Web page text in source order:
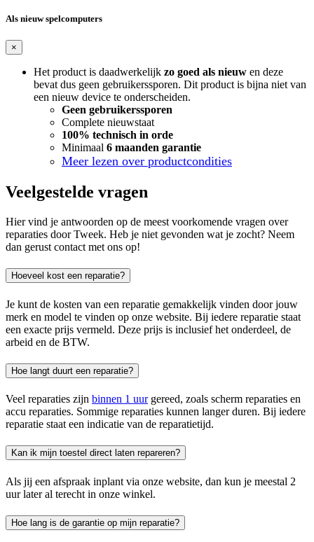
Als nieuw spelcomputers
×
Het product is daadwerkelijk zo goed als nieuw en deze
bevat dus geen gebruikerssporen. Dit product is bijna niet van
een nieuw device te onderscheiden.
Geen gebruikerssporen
Complete nieuwstaat
100% technisch in orde
Minimaal 6 maanden garantie
Meer lezen over productcondities
Veelgestelde vragen
Hier vind je antwoorden op de meest voorkomende vragen over
reparaties door Tweek. Heb je niet gevonden wat je zocht? Neem
dan gerust contact met ons op!
Hoeveel kost een reparatie?
Je kunt de kosten van een reparatie gemakkelijk vinden door jouw
merk en model te vinden op onze website. Bij iedere reparatie staat
een exacte prijs vermeld. Deze prijs is inclusief het onderdeel, de
arbeid en de BTW.
Hoe langt duurt een reparatie?
Veel reparaties zijn binnen 1 uurgereed, zoals scherm reparaties en
accu reparaties. Sommige reparaties kunnen langer duren. Bij iedere
reparatie staat een indicatie van de reparatietijd.
Kan ik mijn toestel direct laten repareren?
Als jij een afspraak inplant via onze website, dan kun je meestal 2
uur later al terecht in onze winkel.
Hoe lang is de garantie op mijn reparatie?